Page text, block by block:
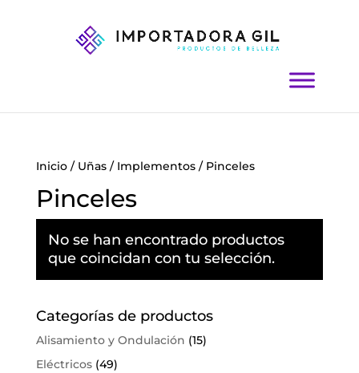
Inicio/ Uñas/ Implementos/ Pinceles
Pinceles
No se han encontrado productos
que coincidan con tu selección.
Categorías de productos
Alisamiento y Ondulación (15)
Eléctricos (49)